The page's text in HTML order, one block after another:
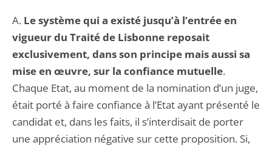
A. Le système qui a existé jusqu’à l’entrée en
vigueur du Traité de Lisbonne reposait
exclusivement, dans son principe mais aussi sa
mise en œuvre, sur la confiance mutuelle.
Chaque Etat, au moment de la nomination d’un juge,
était porté à faire confiance à l’Etat ayant présenté le
candidat et, dans les faits, il s’interdisait de porter
une appréciation négative sur cette proposition. Si,